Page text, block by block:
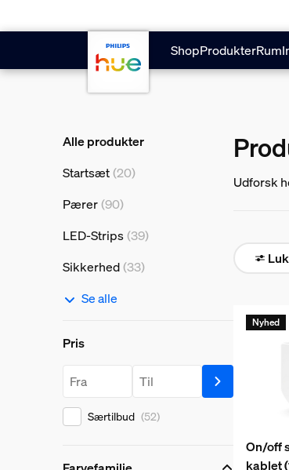
ShopProdukterRum
Alle produkter
Startsæt (20)
Pærer (90)
LED-Strips (39)
Sikkerhed (33)
Se alle
Pris
Pris
Pris fra Pris til
Særtilbud (52)
Udforsk
Nyhed
On/off
kablet